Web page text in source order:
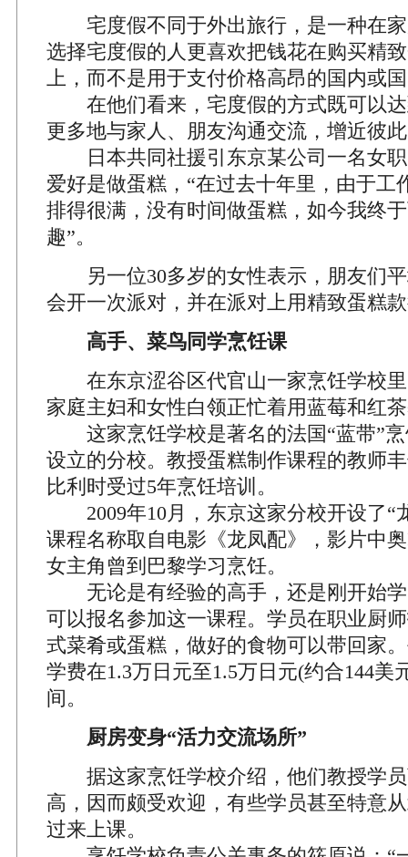
宅度假不同于外出旅行，是一种在家
选择宅度假的人更喜欢把钱花在购买精
上，而不是用于支付价格高昂的国内或
在他们看来，宅度假的方式既可以达
更多地与家人、朋友沟通交流，增近彼
日本共同社援引东京某公司一名女职
爱好是做蛋糕，“在过去十年里，由于工
排得很满，没有时间做蛋糕，如今我终
趣”。
另一位30多岁的女性表示，朋友们平
会开一次派对，并在派对上用精致蛋糕
高手、菜鸟同学烹饪课
在东京涩谷区代官山一家烹饪学校里
家庭主妇和女性白领正忙着用蓝莓和红
这家烹饪学校是著名的法国“蓝带”烹
设立的分校。教授蛋糕制作课程的教师
比利时受过5年烹饪培训。
2009年10月，东京这家分校开设了“
课程名称取自电影《龙凤配》，影片中
女主角曾到巴黎学习烹饪。
无论是有经验的高手，还是刚开始学
可以报名参加这一课程。学员在职业厨
式菜肴或蛋糕，做好的食物可以带回家
学费在1.3万日元至1.5万日元(约合144美
间。
厨房变身“活力交流场所”
据这家烹饪学校介绍，他们教授学员
高，因而颇受欢迎，有些学员甚至特意
过来上课。